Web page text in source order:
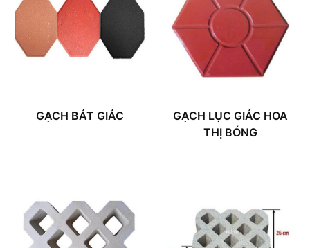
GẠCH BÁT GIÁC
GẠCH LỤC GIÁC HOA
THỊ BÓNG